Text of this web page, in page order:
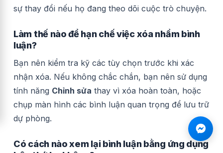
sự thay đổi nếu họ đang theo dõi cuộc trò chuyện.
Làm thế nào để hạn chế việc xóa nhầm bình
luận?
Bạn nên kiểm tra kỹ các tùy chọn trước khi xác
nhận xóa. Nếu không chắc chắn, bạn nên sử dụng
tính năng Chỉnh sửa thay vì xóa hoàn toàn, hoặc
chụp màn hình các bình luận quan trọng để lưu trữ
dự phòng.
Có cách nào xem lại bình luận bằng ứng dụng